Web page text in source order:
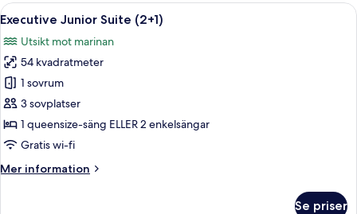
Öppna
alla
foton
för
Executive
Junior
Suite
(2+1)
Sängtillbehör av högsta kvalitet och
7
Executive Junior Suite (2+1)
Utsikt mot marinan
54 kvadratmeter
1 sovrum
3 sovplatser
1 queensize-säng ELLER 2 enkelsängar
Gratis wi-fi
Mer information
Mer
Se priser